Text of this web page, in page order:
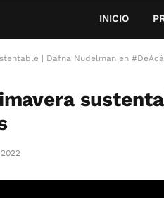
INICIO
| Dafna Nudelman en